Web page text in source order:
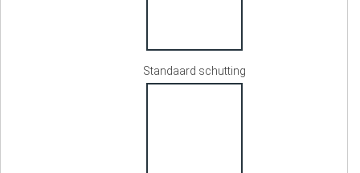
Standaard schutting